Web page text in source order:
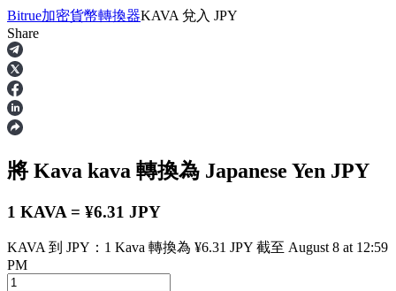
合約
Bitrue加密貨幣轉換器KAVA 兌入 JPY
Share
將 Kava kava 轉換為 Japanese Yen JPY
1 KAVA = ¥6.31 JPY
KAVA 到 JPY：1 Kava 轉換為 ¥6.31 JPY 截至 August 8 at 12:59
PM